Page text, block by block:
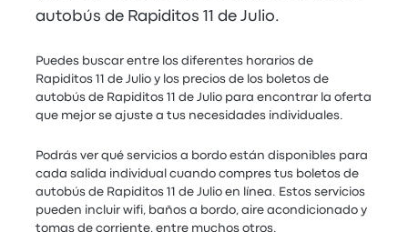
autobús de Rapiditos 11 de Julio.
Puedes buscar entre los diferentes horarios de
Rapiditos 11 de Julio y los precios de los boletos de
autobús de Rapiditos 11 de Julio para encontrar la oferta
que mejor se ajuste a tus necesidades individuales.
Podrás ver qué servicios a bordo están disponibles para
cada salida individual cuando compres tus boletos de
autobús de Rapiditos 11 de Julio en línea. Estos servicios
pueden incluir wifi, baños a bordo, aire acondicionado y
tomas de corriente, entre muchos otros.